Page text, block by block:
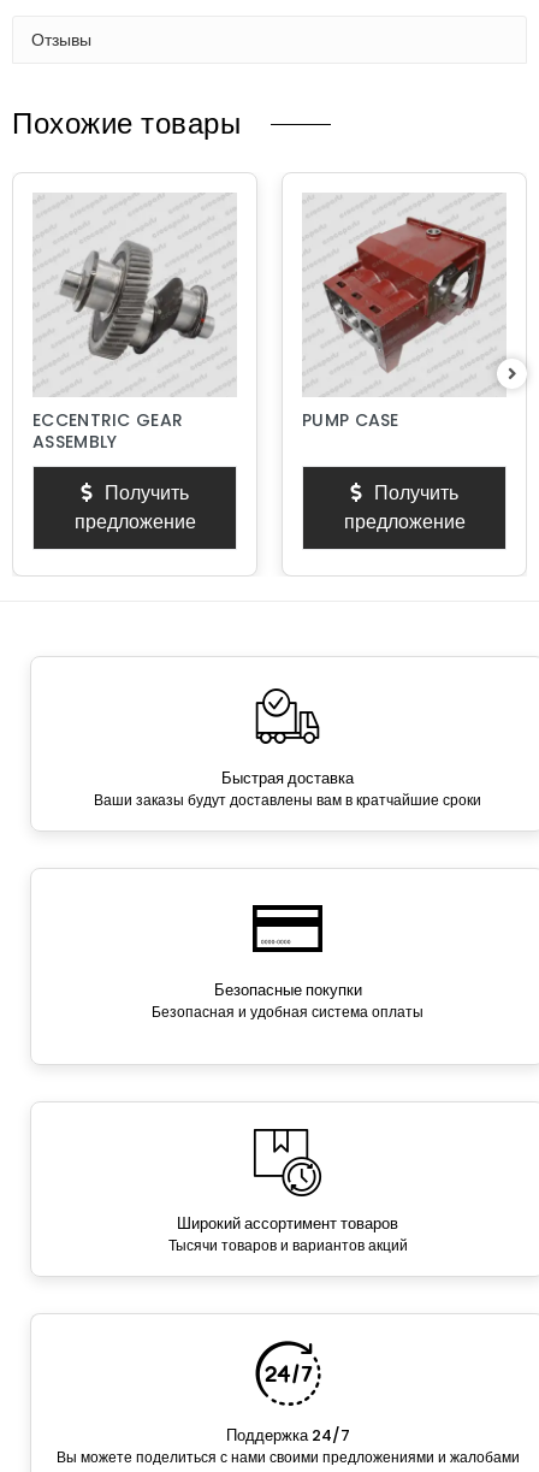
Отзывы
Похожие товары
ECCENTRIC GEAR
ASSEMBLY
Получить
предложение
PUMP CASE
Получить
предложение
Быстрая доставка
Ваши заказы будут доставлены вам в кратчайшие сроки
Безопасные покупки
Безопасная и удобная система оплаты
Широкий ассортимент товаров
Тысячи товаров и вариантов акций
Поддержка 24/7
Вы можете поделиться с нами своими предложениями и жалобами